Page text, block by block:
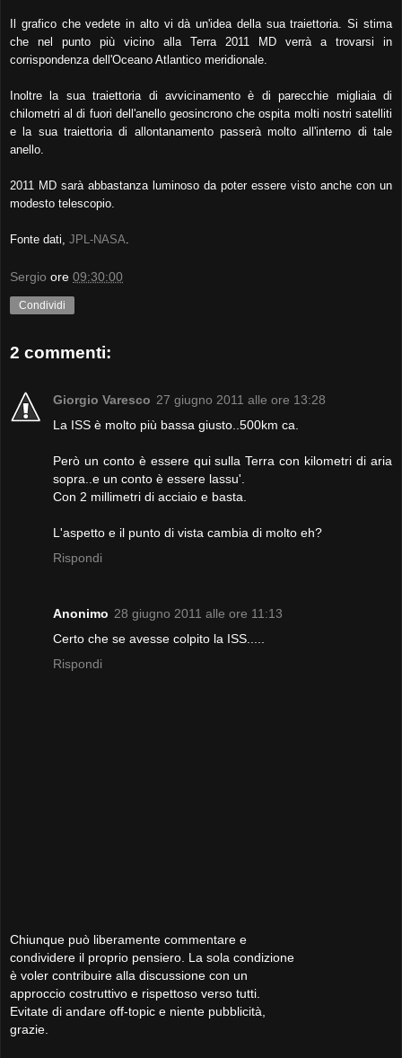
Il grafico che vedete in alto vi dà un'idea della sua traiettoria. Si stima
che nel punto più vicino alla Terra 2011 MD verrà a trovarsi in
corrispondenza dell'Oceano Atlantico meridionale.
Inoltre la sua traiettoria di avvicinamento è di parecchie migliaia di
chilometri al di fuori dell'anello geosincrono che ospita molti nostri satelliti
e la sua traiettoria di allontanamento passerà molto all'interno di tale
anello.
2011 MD sarà abbastanza luminoso da poter essere visto anche con un
modesto telescopio.
Fonte dati, JPL-NASA
Sergio ore 09:30:00
Condividi
2 commenti:
Giorgio Varesco 27 giugno 2011 alle ore 13:28
La ISS è molto più bassa giusto..500km ca.
Però un conto è essere qui sulla Terra con kilometri di aria
sopra..e un conto è essere lassu'.
Con 2 millimetri di acciaio e basta.
L'aspetto e il punto di vista cambia di molto eh?
Rispondi
Anonimo 28 giugno 2011 alle ore 11:13
Certo che se avesse colpito la ISS.....
Rispondi
Chiunque può liberamente commentare e
condividere il proprio pensiero. La sola condizione
è voler contribuire alla discussione con un
approccio costruttivo e rispettoso verso tutti.
Evitate di andare off-topic e niente pubblicità,
grazie.